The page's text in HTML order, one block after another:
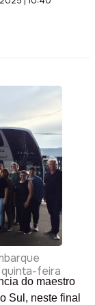
quinta-feira
do maestro
Sul, neste final